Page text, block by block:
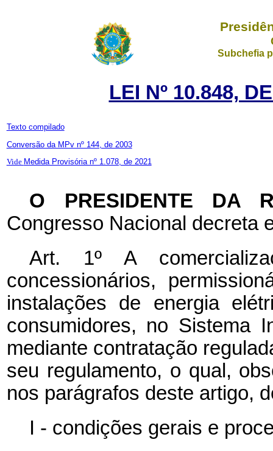
Subchefia
LEI Nº 10.848,
Texto compilado
Conversão da MPv nº 144, de 2003
Vide Medida Provisória nº 1.078, de 2021
O PRESIDENTE DA
Congresso Nacional decreta
Art. 1º A
concessionários,
instalações de energia
consumidores, no Sistema
mediante contratação
seu regulamento, o qual,
nos parágrafos deste artigo,
I - condições gerais e